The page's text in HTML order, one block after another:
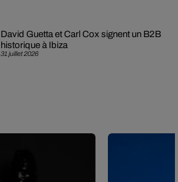
31 juillet 2026
David Guetta et Carl Cox signent un B2B
historique à Ibiza